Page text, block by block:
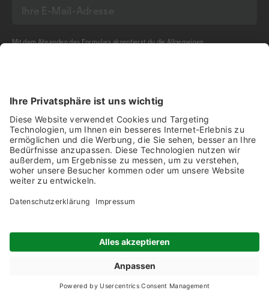
Mit dem Absenden des Formulars akzeptierst du dieAllgemeinen
Impressum Disclaimer Datenschutz
Ausstellende 2026 Produkte 2026 Geländeplan 2026